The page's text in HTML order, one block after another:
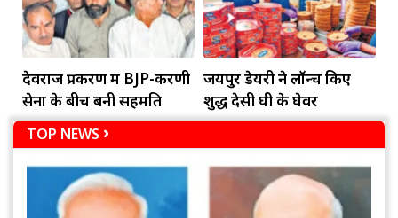
देवराज प्रकरण में BJP-करणी
सेना के बीच बनी सहमति
जयपुर डेयरी ने लॉन्च किए
शुद्ध देसी घी के घेवर
TOP NEWS